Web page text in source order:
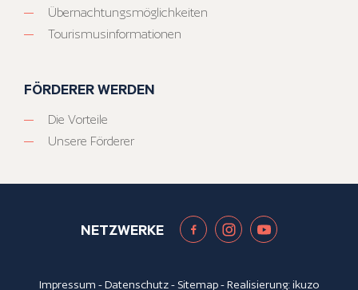
Übernachtungsmöglichkeiten
Tourismusinformationen
FÖRDERER WERDEN
Die Vorteile
Unsere Förderer
NETZWERKE
Impressum -Datenschutz- Sitemap- Realisierung:ikuzo